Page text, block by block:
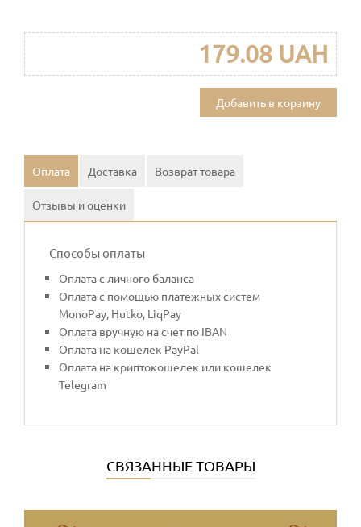
179.08 UAH
Добавить в корзину
Оплата Доставка Возврат товара
Отзывы и оценки
Способы оплаты
Оплата с личного баланса
Оплата с помощью платежных систем
MonoPay, Hutko, LiqPay
Оплата вручную на счет по IBAN
Оплата на кошелек PayPal
Оплата на криптокошелек или кошелек
Telegram
СВЯЗАННЫЕ ТОВАРЫ